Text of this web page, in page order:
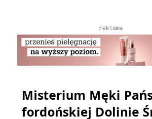
reklama
Misterium Męki
fordońskiej Dolinie